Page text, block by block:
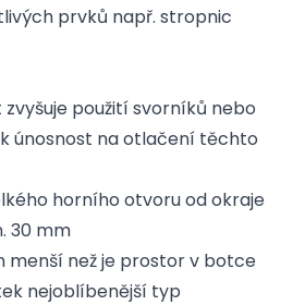
prvků např. stropnic
použití svorníků nebo
únosnost na otlačení těchto
horního otvoru od okraje
30 mm
menší než je prostor v botce
nejoblíbenější typ